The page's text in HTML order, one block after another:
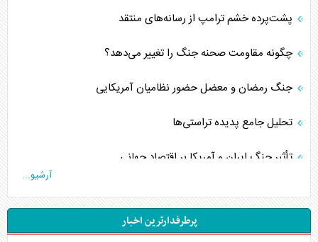
پشت‌پرده خشم ترامپ از رسانه‌های منتقد
چگونه مقاومت صحنه جنگ را تغییر می‌دهد؟
جنگ رمضان و معضل حضور نظامیان آمریکایی
تحلیل جامع پدیده تراستی‌ها
تأثیر جنگ ایران و آمریکا بر اقتصاد جهانی
تخریب پل‌ها در اوکراین و فروپاشی روایت دوگانه غرب
اربعین، کابوس مشترک تل‌آویو-واشنگتن
آرشیو...
پرطرفدارترین اخبار